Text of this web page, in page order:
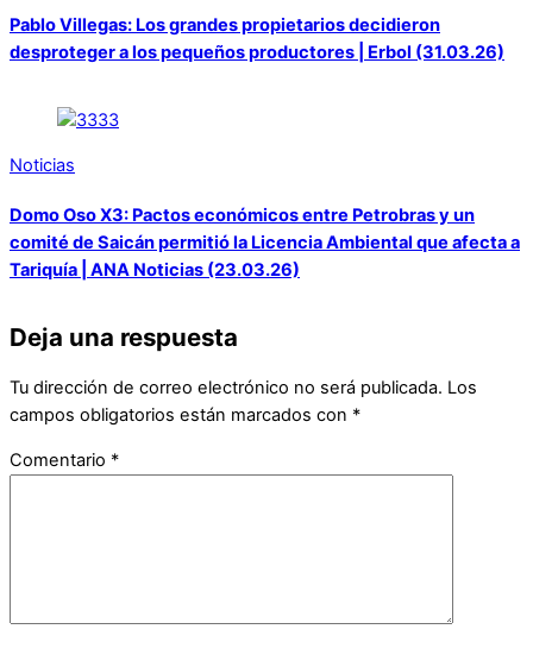
Pablo Villegas: Los grandes propietarios decidieron
desproteger a los pequeños productores | Erbol (31.03.26)
Noticias
Domo Oso X3: Pactos económicos entre Petrobras y un
comité de Saicán permitió la Licencia Ambiental que afecta a
Tariquía | ANA Noticias (23.03.26)
Deja una respuesta
Tu dirección de correo electrónico no será publicada. Los
campos obligatorios están marcados con *
Comentario *